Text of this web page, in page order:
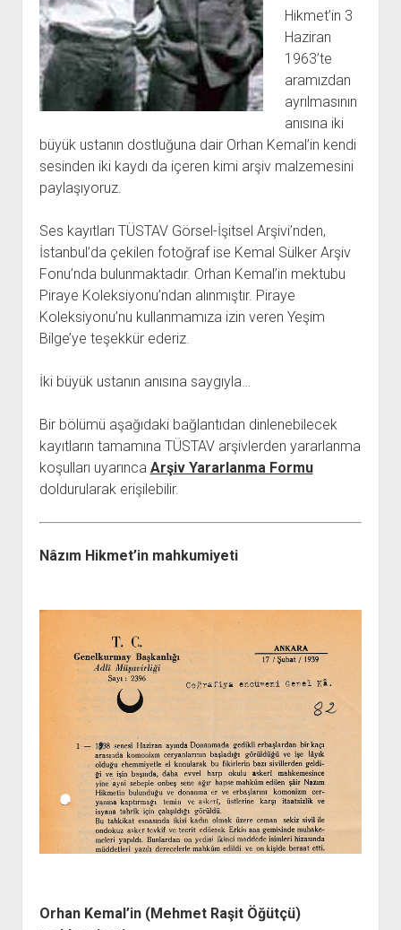
BARIŞ HAREKETLERİ ARŞİV FONU
DAVA DOSYALARI ARŞİV FONU
GÖRSEL-İŞİTSEL ARŞİV FONU
ARŞİVLERDEN YARARLANMA KOŞULLARI
SOL HAREKETLER KİTAPLIĞI
EMEK HAREKETİ KİTAPLIĞI
BARIŞ HAREKETİ KİTAPLIĞI
GENÇLİK HAREKETİ KİTAPLIĞI
ÖĞRETMEN HAREKETİ KİTAPLIĞI
ANTİKOMÜNİZM KİTAPLIĞI
NÂZIM HİKMET KİTAPLIĞI
HİKMET KIVILCIMLI KİTAPLIĞI
KERİM SADİ KİTAPLIĞI
HAYDAR RİFAT KİTAPLIĞI
1940’LI YILLAR KİTAPLIĞI
YURTDIŞI KİTAPLIĞI
ATTF KİTAPLIĞI
FİDEF KİTAPLIĞI
TDF KİTAPLIĞI
GDF KİTAPLIĞI
aç
ÜYE BAŞVURU FORMU
ARŞİVLERDEN YARARLANMA FORMU
KİTAP ABONE FORMU
İLETİŞİM
açılır
menüyü
aç
İLETİŞİM BİLGİLERİ
BANKA HESAPLARIMIZ
ÇALIŞMA GÜNLERİMİZ
Hikmet’in 3
Haziran
1963’te
aramızdan
ayrılmasının
anısına iki
büyük ustanın dostluğuna dair Orhan Kemal’in kendi
sesinden iki kaydı da içeren kimi arşiv malzemesini
paylaşıyoruz.
Ses kayıtları TÜSTAV Görsel-İşitsel Arşivi’nden,
İstanbul’da çekilen fotoğraf ise Kemal Sülker Arşiv
Fonu’nda bulunmaktadır. Orhan Kemal’in mektubu
Piraye Koleksiyonu’ndan alınmıştır. Piraye
Koleksiyonu’nu kullanmamıza izin veren Yeşim
Bilge’ye teşekkür ederiz.
İki büyük ustanın anısına saygıyla…
Bir bölümü aşağıdaki bağlantıdan dinlenebilecek
kayıtların tamamına TÜSTAV arşivlerden yararlanma
koşulları uyarınca Arşiv Yararlanma Formu
doldurularak erişilebilir.
Nâzım Hikmet’in mahkumiyeti
Orhan Kemal’in (Mehmet Raşit Öğütçü)